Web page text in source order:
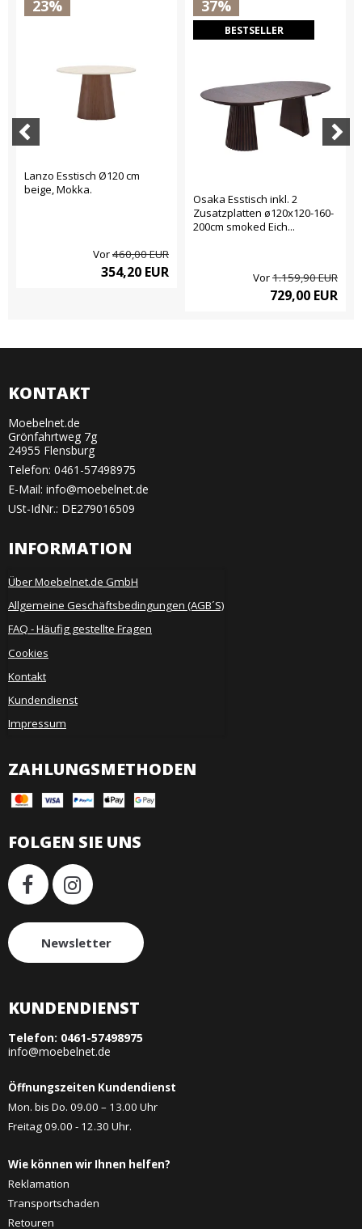
23%
Lanzo Esstisch Ø120 cm
beige, Mokka.
Vor460,00 EUR
354,20 EUR
37%
BESTSELLER
Osaka Esstisch inkl. 2
Zusatzplatten ø120x120-160-
200cm smoked Eich...
Vor1.159,90 EUR
729,00 EUR
KONTAKT
Moebelnet.de
Grönfahrtweg 7g
24955 Flensburg
Telefon: 0461-57498975
E-Mail: info@moebelnet.de
USt-IdNr.: DE279016509
INFORMATION
Über Moebelnet.de GmbH
Allgemeine Geschäftsbedingungen (AGB´S)
FAQ - Häufig gestellte Fragen
Cookies
Kontakt
Kundendienst
Impressum
ZAHLUNGSMETHODEN
FOLGEN SIE UNS
Newsletter
KUNDENDIENST
Telefon: 0461-57498975
info@moebelnet.de
Öffnungszeiten Kundendienst
Mon. bis Do. 09.00 – 13.00 Uhr
Freitag 09.00 - 12.30 Uhr.
Wie können wir Ihnen helfen?
Reklamation
Transportschaden
Retouren